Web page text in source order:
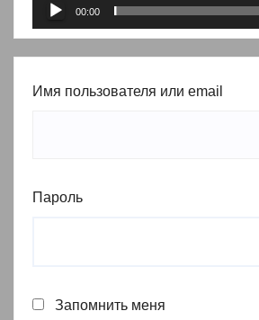
00:00
Имя пользователя или email
Пароль
Запомнить меня